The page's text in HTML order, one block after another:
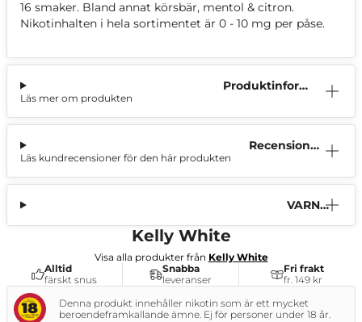
16 smaker. Bland annat körsbär, mentol & citron.
Nikotinhalten i hela sortimentet är 0 - 10 mg per påse.
Produktinform
Läs mer om produkten
Recensioner
Läs kundrecensioner för den här produkten
VARNI
Kelly White
Visa alla produkter från Kelly White
Alltid
färskt snus
Snabba
leveranser
Fri frakt
fr. 149 kr
Denna produkt innehåller nikotin som är ett mycket
beroendeframkallande ämne. Ej för personer under 18 år.